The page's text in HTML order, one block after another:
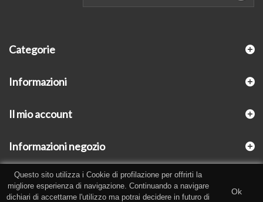
Categorie
Informazioni
Il mio account
Informazioni negozio
Questo sito utilizza i Cookie di profilazione per offrirti la
migliore esperienza di navigazione. Continuando a navigare
dichiari di accettarne l'utilizzo ma potrai decidere in futuro di
Ok